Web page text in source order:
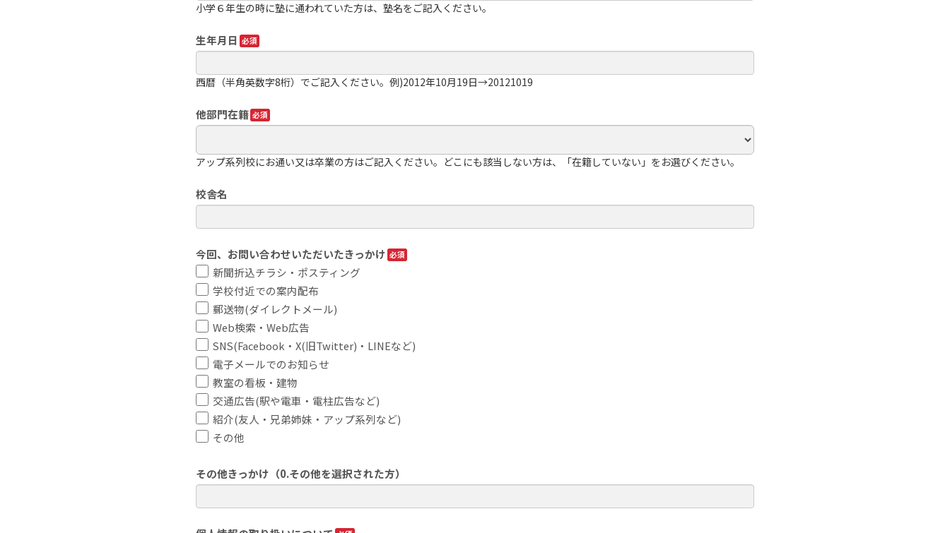
小学６年生の時に塾に通われていた方は、塾名をご記入ください。
生年月日
西暦（半角英数字8桁）でご記入ください。例)2012年10月19日→20121019
他部門在籍
アップ系列校にお通い又は卒業の方はご記入ください。どこにも該当しない方は、「在籍していない」をお選びください。
校舎名
今回、お問い合わせいただいたきっかけ
新聞折込チラシ・ポスティング
学校付近での案内配布
郵送物(ダイレクトメール)
Web検索・Web広告
SNS(Facebook・X(旧Twitter)・LINEなど)
電子メールでのお知らせ
教室の看板・建物
交通広告(駅や電車・電柱広告など)
紹介(友人・兄弟姉妹・アップ系列など)
その他
その他きっかけ（0.その他を選択された方）